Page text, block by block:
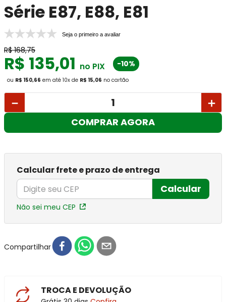
Série E87, E88, E81
Seja o primeiro a avaliar
R$ 168,75
R$ 135,01 no PIX -10%
ou R$ 150,66 em até 10x de R$ 15,06 no cartão
＋
－
COMPRAR AGORA
Calcular frete e prazo de entrega
Calcular
Não sei meu CEP
Compartilhar
TROCA E DEVOLUÇÃO